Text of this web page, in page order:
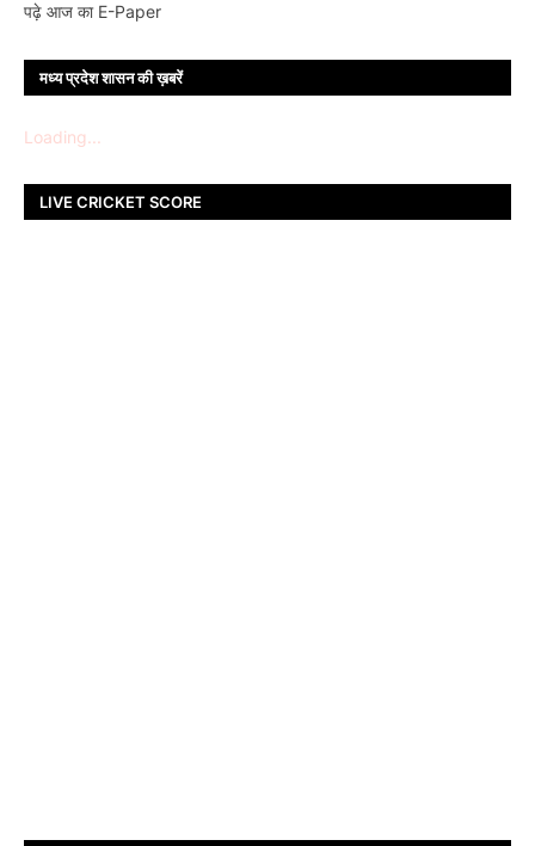
पढ़े आज का E-Paper
मध्य प्रदेश शासन की ख़बरें
Loading...
LIVE CRICKET SCORE